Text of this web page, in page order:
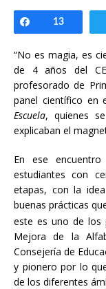
Compartir
13
“No es magia, es
de 4 años del
profesorado de
panel científico en
Escuela, quienes
explicaban el
En ese
estudiantes con
etapas, con la
buenas prácticas
este es uno de los
Mejora de la
Consejería de
y pionero por lo
de los diferentes